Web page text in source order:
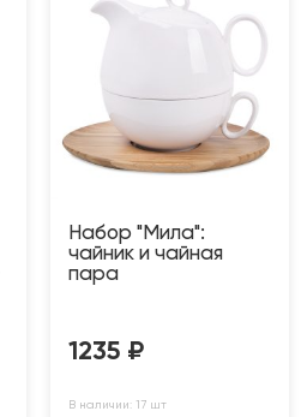
Набор "Мила":
чайник и чайная
пара
1235 ₽
В наличии: 17 шт